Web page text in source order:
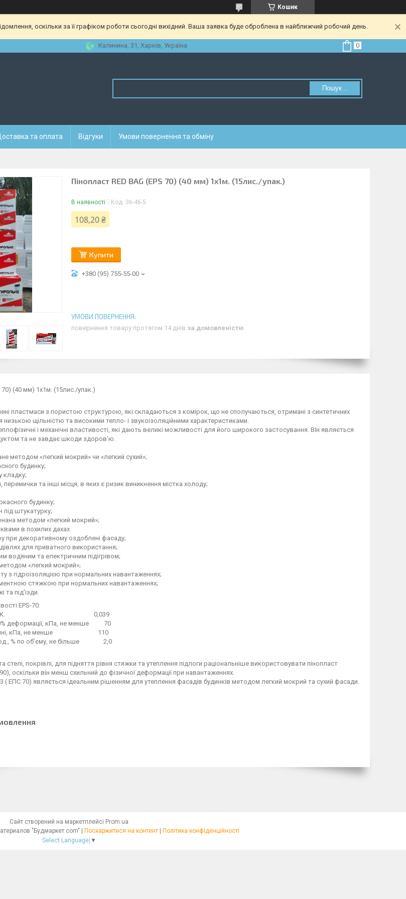
Кошик
оскільки за її графіком роботи сьогодні вихідний. Ваша заявка буде оброблена в найближчий робочий день.
Калинина, 31, Харків, Україна
Пошук...
та оплата Відгуки Умови повернення та обміну
Пінопласт RED BAG (EPS 70) (40 мм) 1х1м. (15лис./упак.)
В наявності Код: 36-46-5
108,20 ₴
Купити
+380 (95) 755-55-00
повернення товару протягом 14 днів за домовленістю
70) (40 мм) 1х1м. (15лис./упак.)
пластмаси з пористою структурою, які складаються з комірок, що не сполучаються, отримані з синтетичних
щільністю та високими тепло- і звукоізоляційними характеристиками.
і механічні властивості, які дають великі можливості для його широкого застосування. ВІн являється
та не завдає шкоди здоров’ю.
методом «легкий мокрий» чи «легкий сухий»;
будинку;
кладку;
та інші місця, в яких є ризик виникнення містка холоду;
будинку;
під штукатурку;
методом «легкий мокрий»;
в похилих дахах
при декоративному оздоблені фасаду;
для приватного використання;
водяним та електричним підігрівом;
«легкий мокрий»;
з гідроізоляцією при нормальних навантаженнях;
стяжкою при нормальних навантаженнях;
та під’їзди.
EPS-70:
Вт/м.К. 0,039
деформації, кПа, не менше 70
згині, кПа, не менше 110
% по об’єму, не більше 2,0
покрівлі, для підняття рівня стяжки та утеплення підлоги раціональніше використовувати пінопласт
оскільки він менш схильний до фізичної деформації при навантаженнях.
( ЕПС 70) являється ідеальним рішенням для утеплення фасадів будинків методом легкий мокрий та сухий фасади.
Сайт створений на маркетплейсі Prom.ua
Поскаржитися на контент
Політика конфіденційності
Select Language ▼